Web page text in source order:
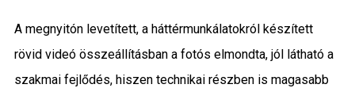
A megnyitón levetített, a háttérmunkálatokról készített
rövid videó összeállításban a fotós elmondta, jól látható a
szakmai fejlődés, hiszen technikai részben is magasabb